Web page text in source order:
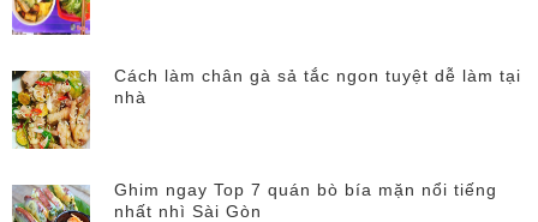
Cách làm chân gà sả tắc ngon tuyệt dễ làm tại
nhà
Ghim ngay Top 7 quán bò bía mặn nổi tiếng
nhất nhì Sài Gòn